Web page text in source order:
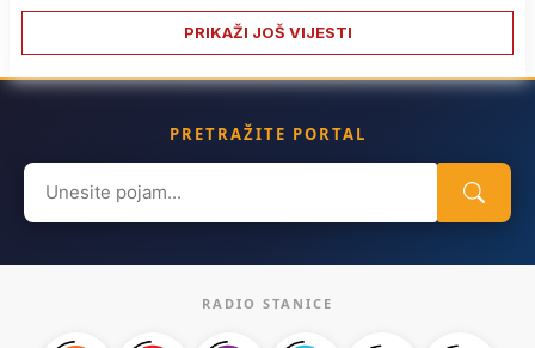
PRIKAŽI JOŠ VIJESTI
PRETRAŽITE PORTAL
Search
for:
RADIO STANICE